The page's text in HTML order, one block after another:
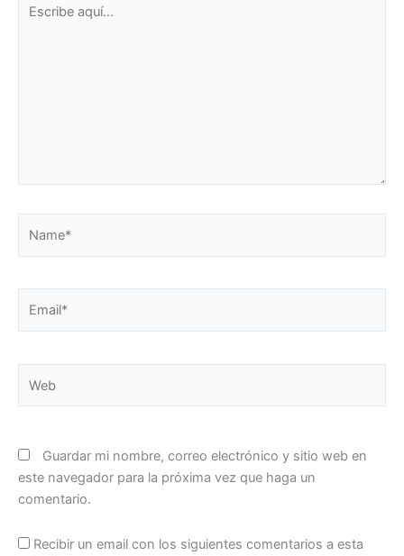
aquí...
Guardar mi nombre, correo electrónico y sitio web en
este navegador para la próxima vez que haga un
comentario.
Recibir un email con los siguientes comentarios a esta